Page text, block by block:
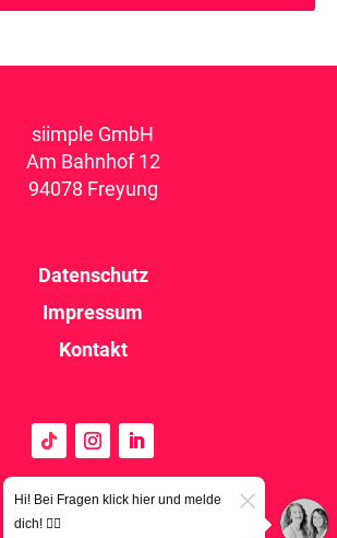
siimple GmbH
Am Bahnhof 12
94078 Freyung
Datenschutz
Impressum
Kontakt
Hi! Bei Fragen klick hier und melde
dich! 👉🏼